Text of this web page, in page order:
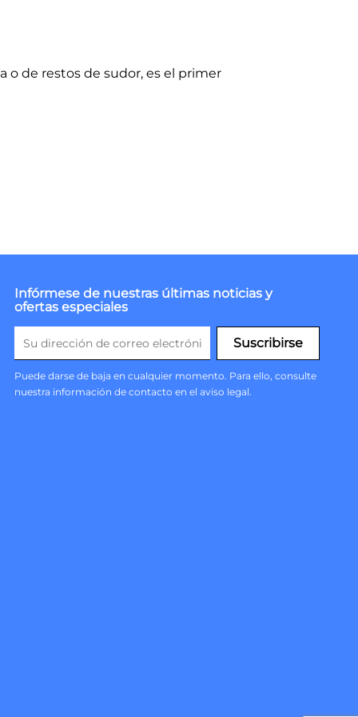
o de restos de sudor, es el primer
Infórmese de nuestras últimas noticias y
ofertas especiales
Puede darse de baja en cualquier momento. Para ello, consulte
nuestra información de contacto en el aviso legal.